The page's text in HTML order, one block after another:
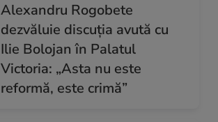
Alexandru Rogobete
dezvăluie discuția avută cu
Ilie Bolojan în Palatul
Victoria: „Asta nu este
reformă, este crimă”